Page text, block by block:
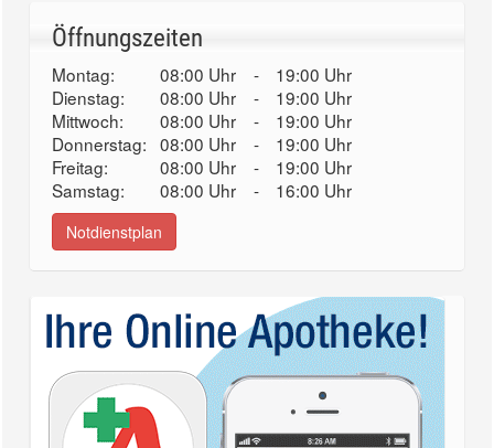
Öffnungszeiten
Montag: 08:00 Uhr -
19:00 Uhr
Dienstag:
08:00 Uhr -
19:00 Uhr
Mittwoch:
08:00 Uhr -
19:00 Uhr
Donnerstag: 08:00 Uhr -
19:00 Uhr
Freitag:
08:00 Uhr -
19:00 Uhr
Samstag:
08:00 Uhr - 16:00 Uhr
Notdienstplan